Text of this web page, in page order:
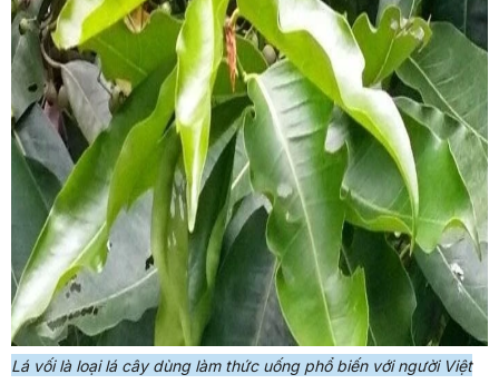
Lá vối là loại lá cây dùng làm thức uống phổ biến với người Việt